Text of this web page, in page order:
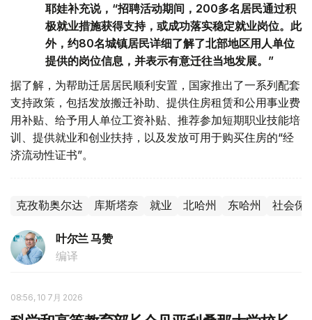
耶娃补充说，“招聘活动期间，200多名居民通过积
极就业措施获得支持，或成功落实稳定就业岗位。此
外，约80名城镇居民详细了解了北部地区用人单位
提供的岗位信息，并表示有意迁往当地发展。”
据了解，为帮助迁居居民顺利安置，国家推出了一系列配套
支持政策，包括发放搬迁补助、提供住房租赁和公用事业费
用补贴、给予用人单位工资补贴、推荐参加短期职业技能培
训、提供就业和创业扶持，以及发放可用于购买住房的“经
济流动性证书”。
克孜勒奥尔达 库斯塔奈 就业 北哈州 东哈州 社会保
叶尔兰 马赞
编译
08:56, 10 7月 2026